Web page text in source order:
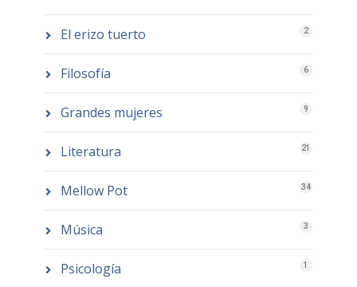
El erizo tuerto 2
Filosofía 6
Grandes mujeres 9
Literatura 21
Mellow Pot 34
Música 3
Psicología 1